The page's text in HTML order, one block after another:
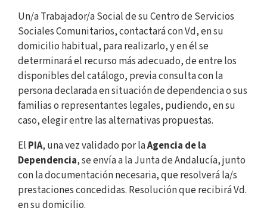
Un/a Trabajador/a Social de su Centro de Servicios
Sociales Comunitarios, contactará con Vd, en su
domicilio habitual, para realizarlo, y en él se
determinará el recurso más adecuado, de entre los
disponibles del catálogo, previa consulta con la
persona declarada en situación de dependencia o sus
familias o representantes legales, pudiendo, en su
caso, elegir entre las alternativas propuestas.
El PIA, una vez validado por laAgencia de la
Dependencia, se envía a la Junta de Andalucía, junto
con la documentación necesaria, que resolverá la/s
prestaciones concedidas. Resolución que recibirá Vd.
en su domicilio.